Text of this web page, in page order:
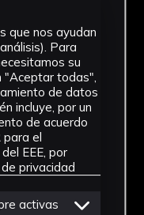
que nos ayudan
Para
su
"Aceptar todas",
de datos
incluye, por un
de acuerdo
para el
EEE, por
privacidad
activas